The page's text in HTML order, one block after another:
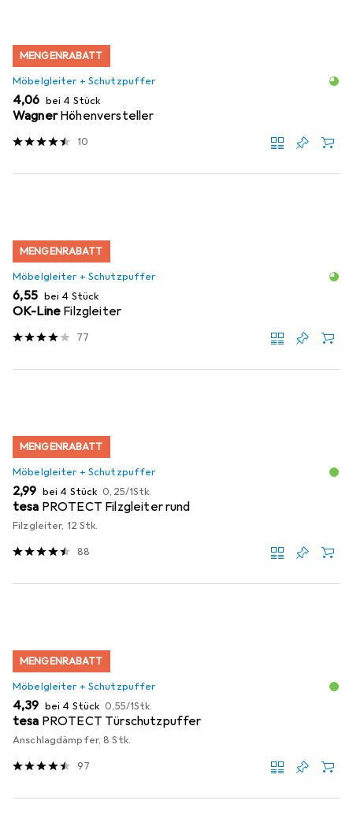
MENGENRABATT
Möbelgleiter + Schutzpuffer
EUR
4,06 bei 4 Stück
Wagner Höhenversteller
10
MENGENRABATT
Möbelgleiter + Schutzpuffer
EUR
6,55 bei 4 Stück
OK-Line Filzgleiter
77
MENGENRABATT
Möbelgleiter + Schutzpuffer
EUR
2,99 bei 4 Stück EUR
0,25/1Stk.
tesa PROTECT Filzgleiter rund
Filzgleiter, 12 Stk.
88
MENGENRABATT
Möbelgleiter + Schutzpuffer
EUR
4,39 bei 4 Stück EUR
0,55/1Stk.
tesa PROTECT Türschutzpuffer
Anschlagdämpfer, 8 Stk.
97